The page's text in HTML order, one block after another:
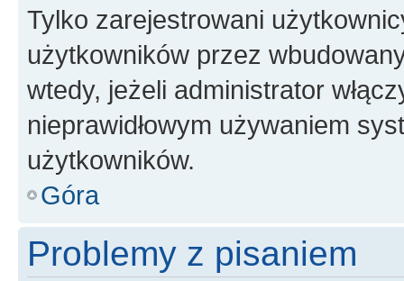
Tylko zarejestrowani
użytkowników przez
wtedy, jeżeli administrator
nieprawidłowym używaniem
użytkowników.
Góra
Problemy z pisaniem